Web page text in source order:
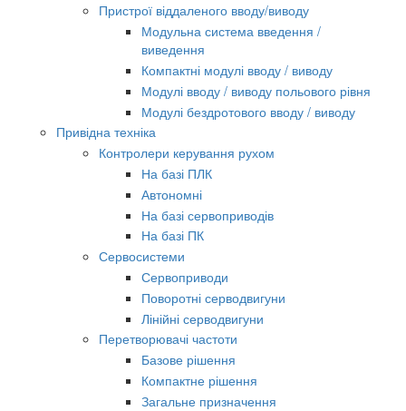
Пристрої віддаленого вводу/виводу
Модульна система введення /
виведення
Компактні модулі вводу / виводу
Модулі вводу / виводу польового рівня
Модулі бездротового вводу / виводу
Привідна техніка
Контролери керування рухом
На базі ПЛК
Автономні
На базі сервоприводів
На базі ПК
Сервосистеми
Сервоприводи
Поворотні серводвигуни
Лінійні серводвигуни
Перетворювачі частоти
Базове рішення
Компактне рішення
Загальне призначення